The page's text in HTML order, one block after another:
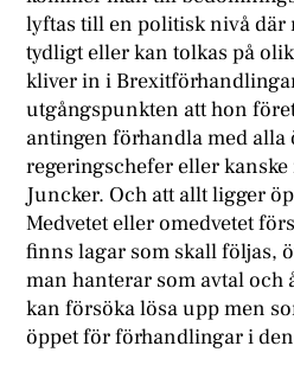
lyftas till en politisk nivå där
tydligt eller kan tolkas på
kliver in i
utgångspunkten att hon
antingen förhandla med alla
regeringschefer eller
Juncker. Och att allt ligger
Medvetet eller omedvetet
finns lagar som skall följas,
man hanterar som avtal och
kan försöka lösa upp men
öppet för förhandlingar i